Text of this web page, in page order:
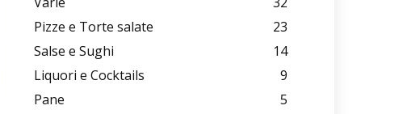
Pizze e Torte salate
23
Salse e Sughi
14
Liquori e Cocktails
9
Pane
5